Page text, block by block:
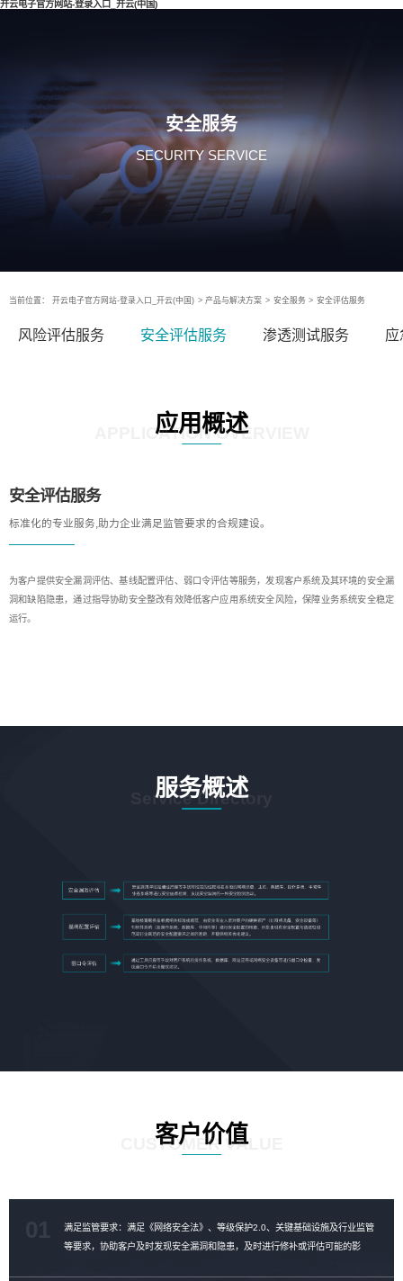
开云电子官方网站-登录入口_开云(中国)
安全服务
SECURITY SERVICE
当前位置： 开云电子官方网站-登录入口_开云(中国) > 产品与解决方案 > 安全服务 > 安全评估服务
风险评估服务 安全评估服务 渗透测试服务 应
应用概述
APPLICATION OVERVIEW
安全评估服务
标准化的专业服务,助力企业满足监管要求的合规建设。
为客户提供安全漏洞评估、基线配置评估、弱口令评估等服务，发现客户系统及其环境的安全漏
洞和缺陷隐患，通过指导协助安全整改有效降低客户应用系统安全风险，保障业务系统安全稳定
运行。
服务概述
Service Directory
客户价值
CUSTOMER VALUE
满足监管要求：满足《网络安全法》、等级保护2.0、关键基础设施及行业监管
等要求，协助客户及时发现安全漏洞和隐患，及时进行修补或评估可能的影